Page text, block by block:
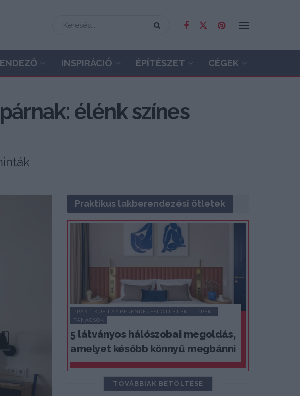
INSPIRÁCIÓ ÉPÍTÉSZET CÉGEK
élénk színes
Praktikus lakberendezési ötletek
PRAKTIKUS LAKBERENDEZÉSI ÖTLETEK, TIPPEK,
TANÁCSOK
5 látványos hálószobai megoldás,
amelyet később könnyű megbánni
TOVÁBBIAK BETÖLTÉSE